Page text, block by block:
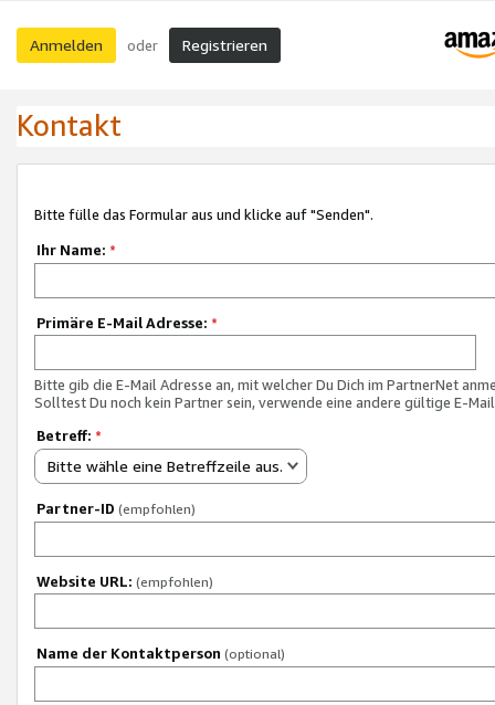
Anmelden oder Registrieren
Kontakt
Bitte fülle das Formular aus und klicke auf "Senden".
Ihr Name: *
Primäre E-Mail Adresse: *
Bitte gib die E-Mail Adresse an, mit welcher Du Dich im PartnerNet
Solltest Du noch kein Partner sein, verwende eine andere gültige E-
Betreff: *
Bitte wähle eine Betreffzeile aus.
Partner-ID (empfohlen)
Website URL: (empfohlen)
Name der Kontaktperson (optional)